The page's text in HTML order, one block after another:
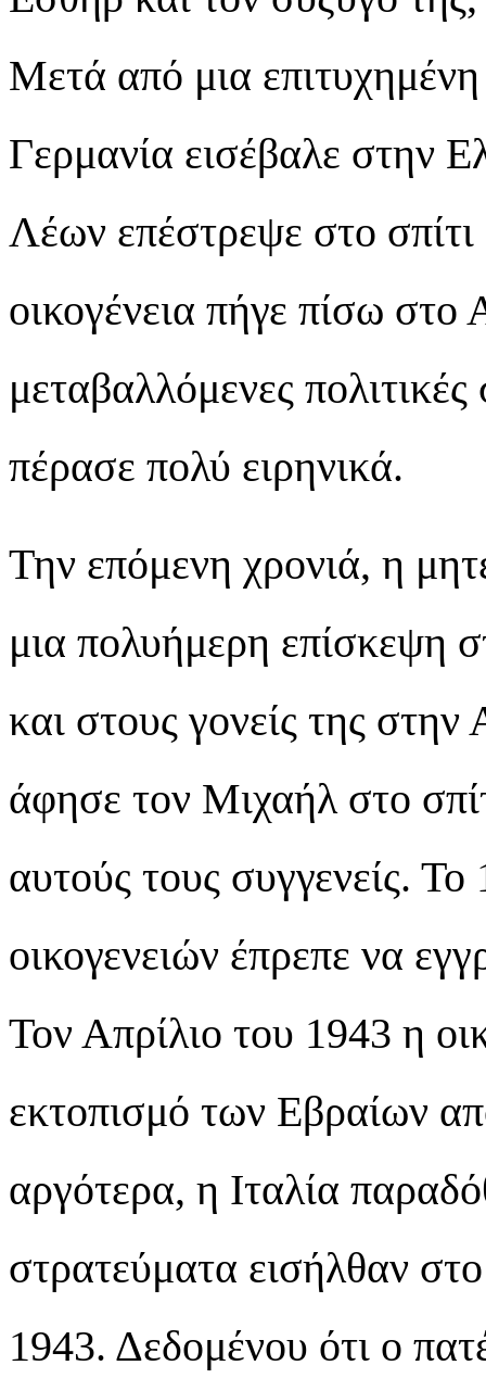
Μετά από μια
Γερμανία εισέβαλε στην
Λέων επέστρεψε στο σπίτι
οικογένεια πήγε πίσω στο
μεταβαλλόμενες
πέρασε πολύ ειρηνικά.
Την επόμενη χρονιά, η
μια πολυήμερη επίσκεψη
και στους γονείς της
άφησε τον Μιχαήλ στο
αυτούς τους συγγενείς.
οικογενειών έπρεπε να
Τον Απρίλιο του 1943 η
εκτοπισμό των Εβραίων
αργότερα, η Ιταλία
στρατεύματα εισήλθαν
1943. Δεδομένου ότι ο